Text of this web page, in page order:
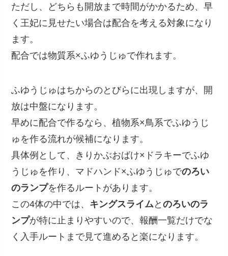
ただし、どちらも開放まで時間がかかるため、早
く王妃に見せたい場合は配合を考える対象になり
ます。
配合では物質系×ふゆうじゅで作れます。
ふゆうじゅはちからのとびらに出現しますが、開
放は中盤になります。
早めに配合で作るなら、植物系×鳥系でふゆうじ
ゅを作る流れが候補になります。
具体例として、きりかぶおばけ×ドラキーでふゆ
うじゅを作り、マドハンド×ふゆうじゅでのろい
のランプを作るルートがあります。
この4体の中では、 キングスライム とのろいのラ
ンプが特に止まりやすいので、報酬一覧だけでな
く入手ルートまで見て進めると楽になります。